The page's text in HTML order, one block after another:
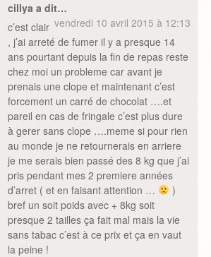
cillya a dit…
vendredi 10 avril 2015 à 12:13
c’est clair
, j’ai arreté de fumer il y a presque 14
ans pourtant depuis la fin de repas reste
chez moi un probleme car avant je
prenais une clope et maintenant c’est
forcement un carré de chocolat ….et
pareil en cas de fringale c’est plus dure
à gerer sans clope ….meme si pour rien
au monde je ne retournerais en arriere
je me serais bien passé des 8 kg que j’ai
pris pendant mes 2 premiere années
d’arret ( et en faisant attention …
)
bref un soit poids avec + 8kg soit
presque 2 tailles ça fait mal mais la vie
sans tabac c’est à ce prix et ça en vaut
la peine !